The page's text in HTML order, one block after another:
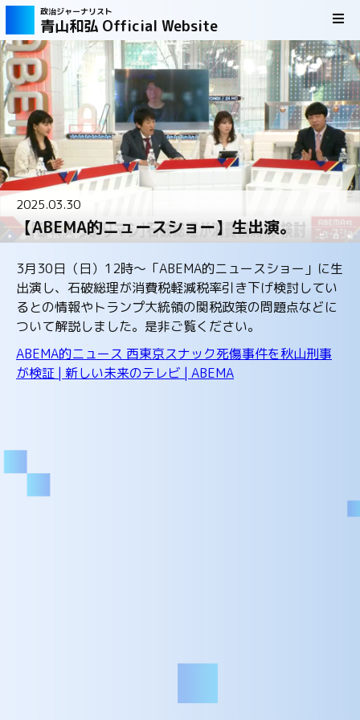
政治ジャーナリスト
青山和弘 Official Website
2025.03.30
【ABEMA的ニュースショー】生出演。
3月30日（日）12時～「ABEMA的ニュースショー」に生
出演し、石破総理が消費税軽減税率引き下げ検討してい
るとの情報やトランプ大統領の関税政策の問題点などに
ついて解説しました。是非ご覧ください。
ABEMA的ニュース 西東京スナック死傷事件を秋山刑事
が検証 | 新しい未来のテレビ | ABEMA